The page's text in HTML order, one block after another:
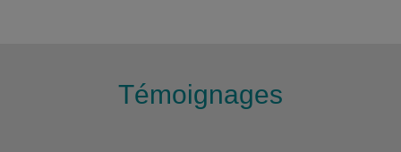
Témoignages